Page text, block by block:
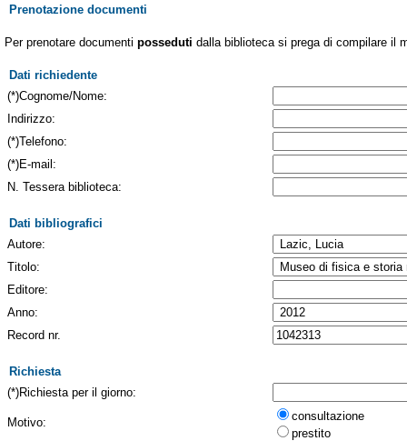
Prenotazione documenti
Per prenotare documenti posseduti dalla biblioteca si prega di compilare il
Dati richiedente
(*)Cognome/Nome:
Indirizzo:
(*)Telefono:
(*)E-mail:
N. Tessera biblioteca:
Dati bibliografici
Autore:
Titolo:
Editore:
Anno:
Record nr.
Richiesta
(*)Richiesta per il giorno:
Motivo:
consultazione
prestito